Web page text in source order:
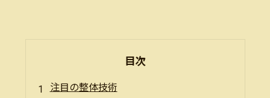
目次
注目の整体技術